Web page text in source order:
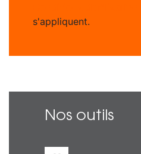
s'appliquent.
Nos outils